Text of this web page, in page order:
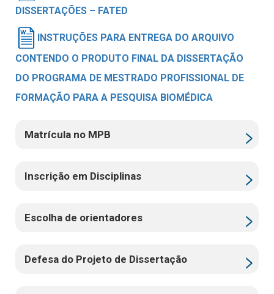
DISSERTAÇÕES – FATED
INSTRUÇÕES PARA ENTREGA DO ARQUIVO
CONTENDO O PRODUTO FINAL DA DISSERTAÇÃO
DO PROGRAMA DE MESTRADO PROFISSIONAL DE
FORMAÇÃO PARA A PESQUISA BIOMÉDICA
Matrícula no MPB
Inscrição em Disciplinas
Escolha de orientadores
Defesa do Projeto de Dissertação